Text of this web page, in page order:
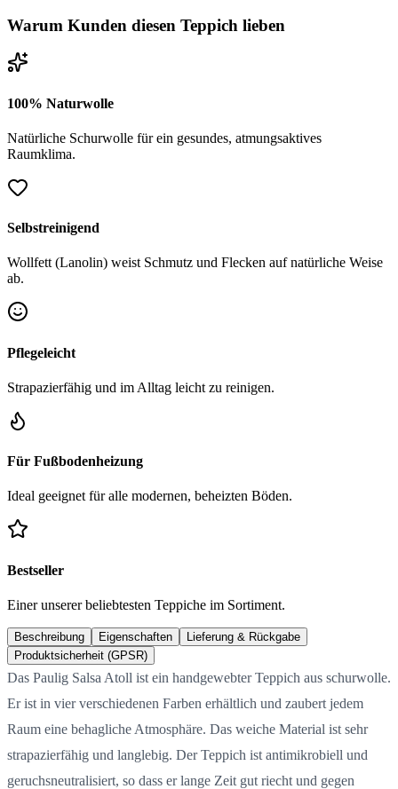
Warum Kunden diesen Teppich lieben
100% Naturwolle
Natürliche Schurwolle für ein gesundes, atmungsaktives
Raumklima.
Selbstreinigend
Wollfett (Lanolin) weist Schmutz und Flecken auf natürliche Weise
ab.
Pflegeleicht
Strapazierfähig und im Alltag leicht zu reinigen.
Für Fußbodenheizung
Ideal geeignet für alle modernen, beheizten Böden.
Bestseller
Einer unserer beliebtesten Teppiche im Sortiment.
Beschreibung Eigenschaften
Lieferung & Rückgabe
Produktsicherheit (GPSR)
Das Paulig Salsa Atoll ist ein handgewebter Teppich aus schurwolle.
Er ist in vier verschiedenen Farben erhältlich und zaubert jedem
Raum eine behagliche Atmosphäre. Das weiche Material ist sehr
strapazierfähig und langlebig. Der Teppich ist antimikrobiell und
geruchsneutralisiert, so dass er lange Zeit gut riecht und gegen